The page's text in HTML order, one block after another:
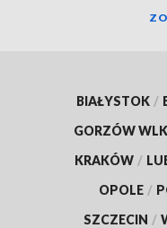
BIAŁYSTOK /
GORZÓW
KRAKÓW /
OPOLE /
SZCZECIN /